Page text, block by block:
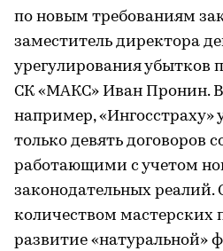
по новым требованиям
заместитель директора
урегулирования убытков
СК «МАКС» Иван Пронин. В
например, «Ингосстраху»
только девять договоров
работающими с учетом
законодательных реалий.
количеством мастерских
развитие «натуральной»